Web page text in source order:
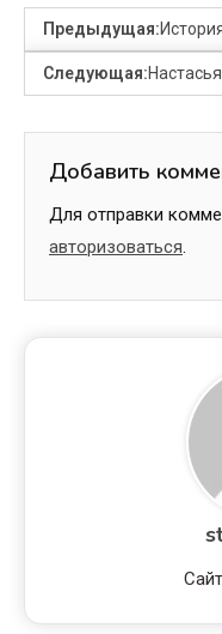
Предыдущая:
Следующая:
Добавить
Для отправки
авторизоваться
Сайт